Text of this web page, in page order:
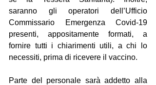
saranno gli operatori dell’Ufficio
Commissario Emergenza Covid-19
presenti, appositamente formati, a
fornire tutti i chiarimenti utili, a chi lo
necessiti, prima di ricevere il vaccino.
Parte del personale sarà addetto alla